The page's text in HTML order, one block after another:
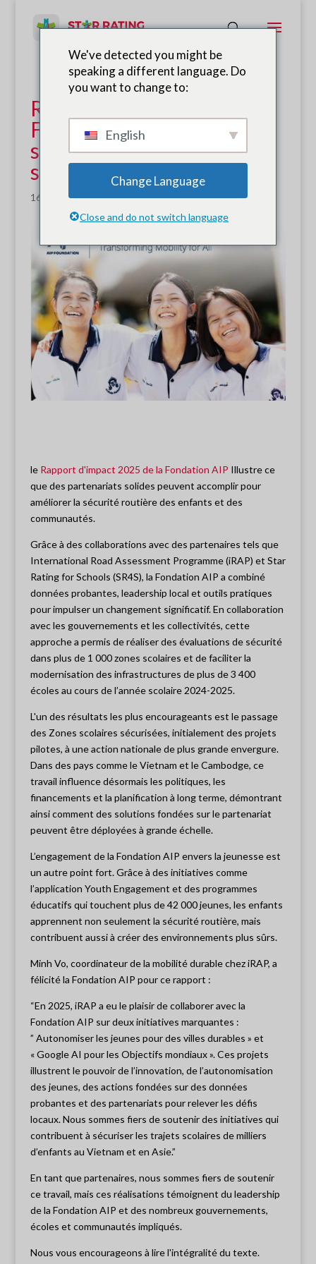
Rapport d'impact de la
Fondation AIP sur la
sécurité des trajets
scolaires
16 juin 2026|Nouvelles
le Rapport d'impact 2025 de la Fondation AIP Illustre ce
que des partenariats solides peuvent accomplir pour
améliorer la sécurité routière des enfants et des
communautés.
Grâce à des collaborations avec des partenaires tels que
International Road Assessment Programme (iRAP) et Star
Rating for Schools (SR4S), la Fondation AIP a combiné
données probantes, leadership local et outils pratiques
pour impulser un changement significatif. En collaboration
avec les gouvernements et les collectivités, cette
approche a permis de réaliser des évaluations de sécurité
dans plus de 1 000 zones scolaires et de faciliter la
modernisation des infrastructures de plus de 3 400
écoles au cours de l’année scolaire 2024-2025.
L'un des résultats les plus encourageants est le passage
des Zones scolaires sécurisées, initialement des projets
pilotes, à une action nationale de plus grande envergure.
Dans des pays comme le Vietnam et le Cambodge, ce
travail influence désormais les politiques, les
financements et la planification à long terme, démontrant
ainsi comment des solutions fondées sur le partenariat
peuvent être déployées à grande échelle.
L’engagement de la Fondation AIP envers la jeunesse est
un autre point fort. Grâce à des initiatives comme
l’application Youth Engagement et des programmes
éducatifs qui touchent plus de 42 000 jeunes, les enfants
apprennent non seulement la sécurité routière, mais
contribuent aussi à créer des environnements plus sûrs.
Minh Vo, coordinateur de la mobilité durable chez iRAP, a
félicité la Fondation AIP pour ce rapport :
“En 2025, iRAP a eu le plaisir de collaborer avec la
Fondation AIP sur deux initiatives marquantes :
” Autonomiser les jeunes pour des villes durables » et
« Google AI pour les Objectifs mondiaux ». Ces projets
illustrent le pouvoir de l’innovation, de l’autonomisation
des jeunes, des actions fondées sur des données
probantes et des partenariats pour relever les défis
locaux. Nous sommes fiers de soutenir des initiatives qui
contribuent à sécuriser les trajets scolaires de milliers
d’enfants au Vietnam et en Asie.”
En tant que partenaires, nous sommes fiers de soutenir
ce travail, mais ces réalisations témoignent du leadership
de la Fondation AIP et des nombreux gouvernements,
écoles et communautés impliqués.
Nous vous encourageons à lire l'intégralité du texte.
We've detected you might be
speaking a different language. Do
you want to change to:
English
Change Language
Close and do not switch language